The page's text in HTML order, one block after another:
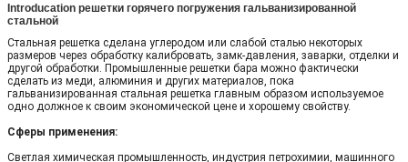
Introducation решетки горячего погружения гальванизированной
стальной
Стальная решетка сделана углеродом или слабой сталью некоторых
размеров через обработку калибровать, замк-давления, заварки, отделки и
другой обработки. Промышленные решетки бара можно фактически
сделать из меди, алюминия и других материалов, пока
гальванизированная стальная решетка главным образом используемое
одно должное к своим экономической цене и хорошему свойству.
Сферы применения:
Светлая химическая промышленность, индустрия петрохимии, машинного